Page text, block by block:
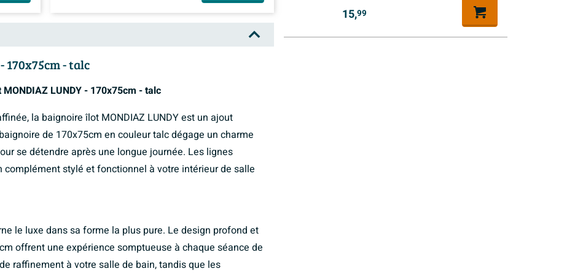
170x75cm - talc
LUNDY - 170x75cm - talc
la baignoire îlot MONDIAZ LUNDY est un ajout
de 170x75cm en couleur talc dégage un charme
se détendre après une longue journée. Les lignes
stylé et fonctionnel à votre intérieur de salle
le luxe dans sa forme la plus pure. Le design profond et
offrent une expérience somptueuse à chaque séance de
raffinement à votre salle de bain, tandis que les
15,99